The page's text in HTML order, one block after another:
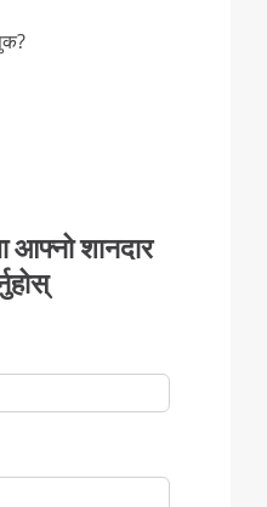
आफ्नो शानदार